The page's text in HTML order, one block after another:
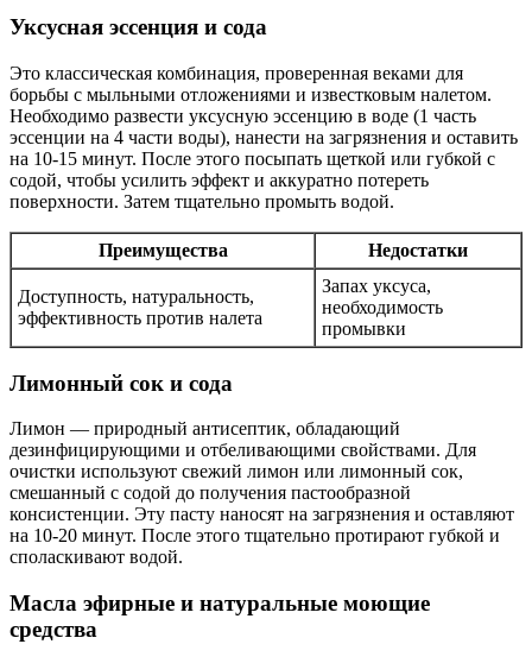
Уксусная эссенция и сода
Это классическая комбинация, проверенная веками для
борьбы с мыльными отложениями и известковым налетом.
Необходимо развести уксусную эссенцию в воде (1 часть
эссенции на 4 части воды), нанести на загрязнения и оставить
на 10-15 минут. После этого посыпать щеткой или губкой с
содой, чтобы усилить эффект и аккуратно потереть
поверхности. Затем тщательно промыть водой.
Преимущества Недостатки
Доступность, натуральность,
эффективность против налета
Запах уксуса,
необходимость
промывки
Лимонный сок и сода
Лимон — природный антисептик, обладающий
дезинфицирующими и отбеливающими свойствами. Для
очистки используют свежий лимон или лимонный сок,
смешанный с содой до получения пастообразной
консистенции. Эту пасту наносят на загрязнения и оставляют
на 10-20 минут. После этого тщательно протирают губкой и
споласкивают водой.
Масла эфирные и натуральные моющие
средства